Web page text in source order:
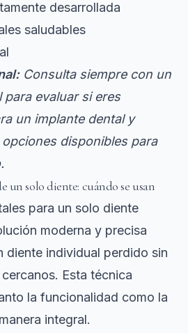
desarrollada
saludables
Consulta siempre con un
para evaluar si eres
un implante dental y
disponibles para
un solo diente: cuándo se usan
para un solo diente
moderna y precisa
diente individual perdido sin
Esta técnica
la funcionalidad como la
integral.